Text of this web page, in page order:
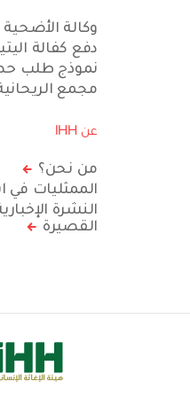
وكالة الأضحية
دفع كفالة
نموذج طلب
مجمع
عن IHH
من نحن؟
الممثليات
النشرة
القصيرة